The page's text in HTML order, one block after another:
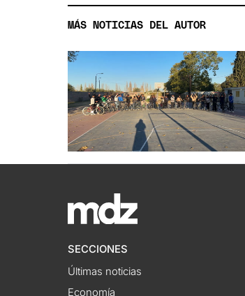
MÁS NOTICIAS DEL AUTOR
SECCIONES
Últimas noticias
Economía